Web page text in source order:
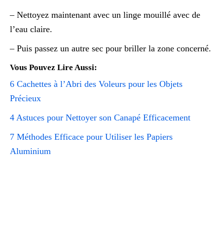
– Nettoyez maintenant avec un linge mouillé avec de
l’eau claire.
– Puis passez un autre sec pour briller la zone concerné.
Vous Pouvez Lire Aussi:
6 Cachettes à l’Abri des Voleurs pour les Objets
Précieux
4 Astuces pour Nettoyer son Canapé Efficacement
7 Méthodes Efficace pour Utiliser les Papiers
Aluminium